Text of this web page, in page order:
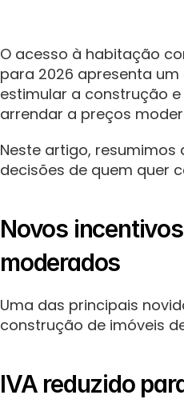
O acesso à habitação
para 2026 apresenta
estimular a construção
arrendar a preços
Neste artigo,
decisões de quem quer
Novos
moderados
Uma das principais
construção de imóveis
IVA reduzido